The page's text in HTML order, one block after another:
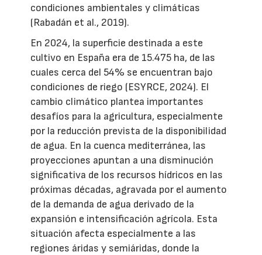
condiciones ambientales y climáticas
(Rabadán et al., 2019).
En 2024, la superficie destinada a este
cultivo en España era de 15.475 ha, de las
cuales cerca del 54% se encuentran bajo
condiciones de riego (ESYRCE, 2024). El
cambio climático plantea importantes
desafíos para la agricultura, especialmente
por la reducción prevista de la disponibilidad
de agua. En la cuenca mediterránea, las
proyecciones apuntan a una disminución
significativa de los recursos hídricos en las
próximas décadas, agravada por el aumento
de la demanda de agua derivado de la
expansión e intensificación agrícola. Esta
situación afecta especialmente a las
regiones áridas y semiáridas, donde la